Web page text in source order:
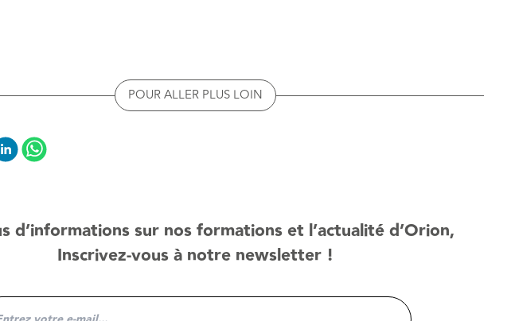
POUR ALLER PLUS LOIN
d’informations sur nos formations et l’actualité d’Orion,
Inscrivez-vous à notre newsletter !